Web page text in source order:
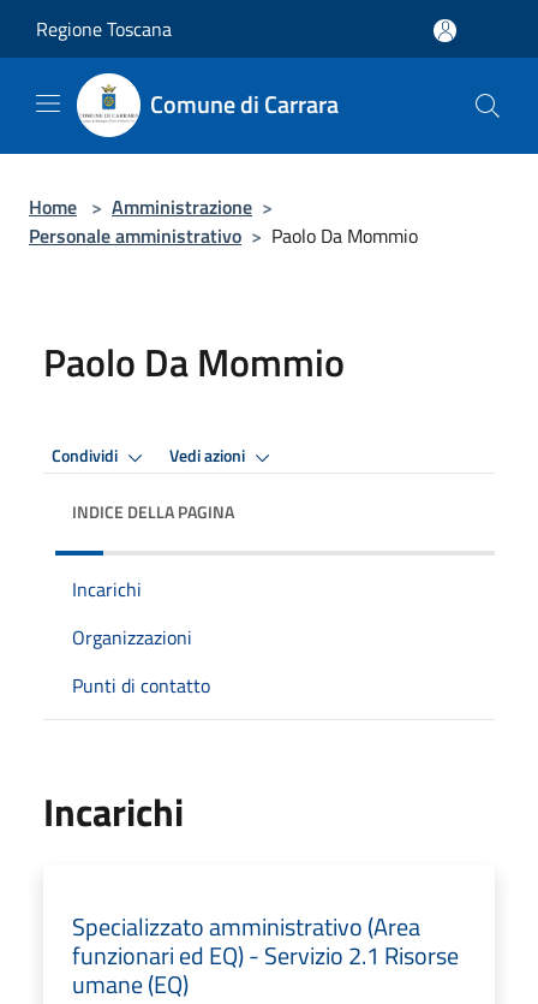
Regione Toscana
Comune di Carrara
Home > Amministrazione >
Personale amministrativo > Paolo Da Mommio
Paolo Da Mommio
Condividi Vedi azioni
INDICE DELLA PAGINA
Incarichi
Organizzazioni
Punti di contatto
Incarichi
Specializzato amministrativo (Area
funzionari ed EQ) - Servizio 2.1 Risorse
umane (EQ)